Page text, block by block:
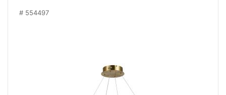
554497